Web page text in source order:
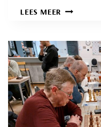
LEES MEER COMEBACK
VAN
DER
LINDE
NU
AL
SUCCES